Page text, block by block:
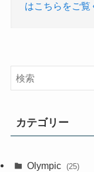
はこちらをご覧
カテゴリー
Olympic (25)